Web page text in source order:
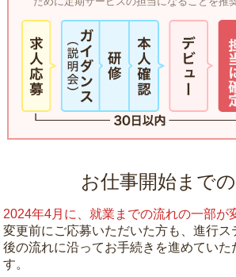
お仕事開始まで
2024年4月に、就業までの流れの一部が
変更前にご応募いただいた方も、進行ス
後の流れに沿ってお手続きを進めていた
す。